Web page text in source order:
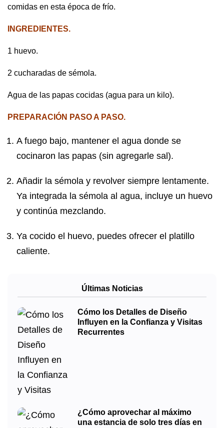
comidas en esta época de frío.
INGREDIENTES.
1 huevo.
2 cucharadas de sémola.
Agua de las papas cocidas (agua para un kilo).
PREPARACIÓN PASO A PASO.
A fuego bajo, mantener el agua donde se
cocinaron las papas (sin agregarle sal).
Añadir la sémola y revolver siempre lentamente.
Ya integrada la sémola al agua, incluye un huevo
y continúa mezclando.
Ya cocido el huevo, puedes ofrecer el platillo
caliente.
Últimas Noticias
Cómo los Detalles de Diseño
Influyen en la Confianza y Visitas
Recurrentes
¿Cómo aprovechar al máximo
una estancia de solo tres días en